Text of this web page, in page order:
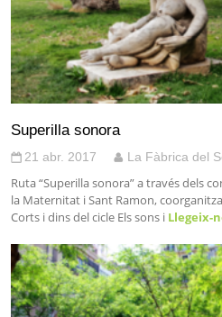
Superilla sonora
21 abr. 2017 La Fàbrica del
Ruta “Superilla sonora” a través dels
la Maternitat i Sant Ramon,
Corts i dins del cicle Els sons i Llegeix-